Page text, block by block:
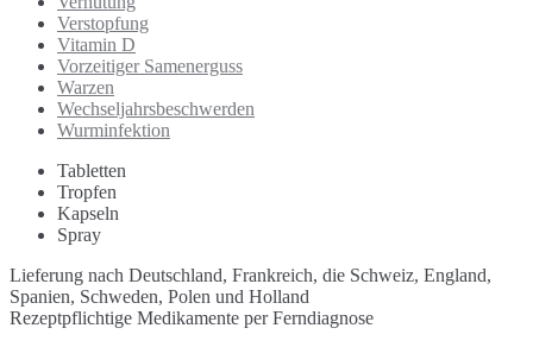
Verstopfung
Vitamin D
Vorzeitiger Samenerguss
Warzen
Wechseljahrsbeschwerden
Wurminfektion
Tabletten
Tropfen
Kapseln
Spray
Lieferung nach Deutschland, Frankreich, die Schweiz, England,
Spanien, Schweden, Polen und Holland
Rezeptpflichtige Medikamente per Ferndiagnose